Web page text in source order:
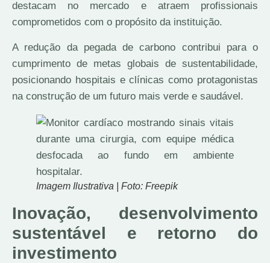
destacam no mercado e atraem profissionais
comprometidos com o propósito da instituição.
A redução da pegada de carbono contribui para o
cumprimento de metas globais de sustentabilidade,
posicionando hospitais e clínicas como protagonistas
na construção de um futuro mais verde e saudável.
Imagem Ilustrativa | Foto: Freepik
Inovação, desenvolvimento
sustentável e retorno do
investimento